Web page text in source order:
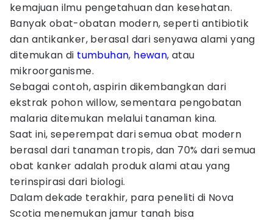
kemajuan ilmu pengetahuan dan kesehatan.
Banyak obat-obatan modern, seperti antibiotik
dan antikanker, berasal dari senyawa alami yang
ditemukan di tumbuhan, hewan, atau
mikroorganisme.
Sebagai contoh, aspirin dikembangkan dari
ekstrak pohon willow, sementara pengobatan
malaria ditemukan melalui tanaman kina.
Saat ini, seperempat dari semua obat modern
berasal dari tanaman tropis, dan 70% dari semua
obat kanker adalah produk alami atau yang
terinspirasi dari biologi.
Dalam dekade terakhir, para peneliti di Nova
Scotia menemukan jamur tanah bisa